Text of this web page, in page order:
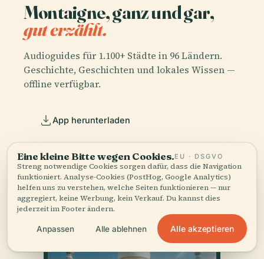
Montaigne, ganz und gar,
gut erzählt.
Audioguides für 1.100+ Städte in 96 Ländern.
Geschichte, Geschichten und lokales Wissen —
offline verfügbar.
App herunterladen
Schließen Sie sich über 50.000 Reisenden
an
Eine kleine Bitte wegen Cookies.EU · DSGVO
Streng notwendige Cookies sorgen dafür, dass die Navigation
funktioniert. Analyse-Cookies (PostHog, Google Analytics)
helfen uns zu verstehen, welche Seiten funktionieren — nur
aggregiert, keine Werbung, kein Verkauf. Du kannst dies
jederzeit im Footer ändern.
Anpassen Alle ablehnen Alle akzeptieren